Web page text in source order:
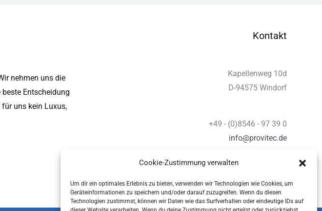
Cookie-Zustimmung verwalten
Um dir ein optimales Erlebnis zu bieten, verwenden wir Technologien wie Cookies, um
Geräteinformationen zu speichern und/oder darauf zuzugreifen. Wenn du diesen
Technologien zustimmst, können wir Daten wie das Surfverhalten oder eindeutige IDs auf
nehmen uns die
Entscheidung
uns kein Luxus,
Kontakt
Kapellenweg 10d
D-94575 Windorf
+49 - (0)8546 - 97 39 0
info@provitec.de